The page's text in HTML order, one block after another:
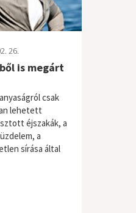
26.
is megárt
csak
lehetett
éjszakák, a
a
sírása által